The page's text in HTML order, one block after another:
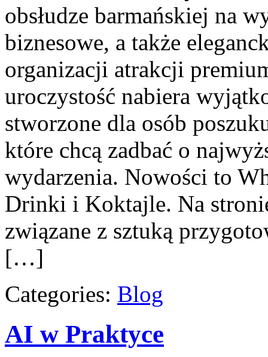
obsłudze barmańskiej na
biznesowe, a także
organizacji atrakcji
uroczystość nabiera
stworzone dla osób
które chcą zadbać o
wydarzenia. Nowości to
Drinki i Koktajle. Na
związane z sztuką
[…]
Categories: Blog
AI w Praktyce